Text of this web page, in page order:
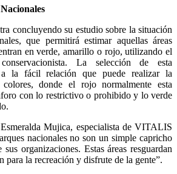
concluyendo su estudio sobre la situación
que permitirá estimar aquellas áreas
en verde, amarillo o rojo, utilizando el
La selección de esta
a la fácil relación que puede realizar la
donde el rojo normalmente esta
con lo restrictivo o prohibido y lo verde
Mujica, especialista de VITALIS
nacionales no son un simple capricho
organizaciones. Estas áreas resguardan
para la recreación y disfrute de la gente”.